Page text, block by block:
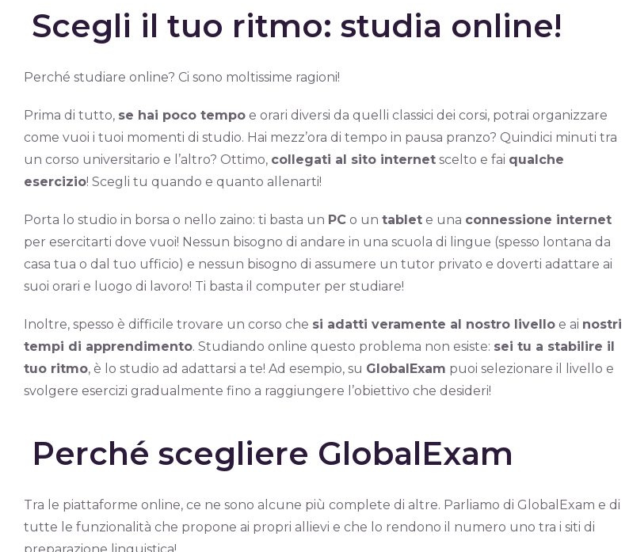
Scegli il tuo ritmo: studia online!
Perché studiare online? Ci sono moltissime ragioni!
Prima di tutto, se hai poco tempoe orari diversi da quelli classici dei corsi, potrai organizzare
come vuoi i tuoi momenti di studio. Hai mezz’ora di tempo in pausa pranzo? Quindici minuti tra
un corso universitario e l’altro? Ottimo, collegati al sito internetscelto e fai qualche
esercizio! Scegli tu quando e quanto allenarti!
Porta lo studio in borsa o nello zaino: ti basta un PCo un tablete una connessione internet
per esercitarti dove vuoi! Nessun bisogno di andare in una scuola di lingue (spesso lontana da
casa tua o dal tuo ufficio) e nessun bisogno di assumere un tutor privato e doverti adattare ai
suoi orari e luogo di lavoro! Ti basta il computer per studiare!
Inoltre, spesso è difficile trovare un corso che si adatti veramente al nostro livelloe ai nostri
tempi di apprendimento. Studiando online questo problema non esiste: sei tu a stabilire il
tuo ritmo, è lo studio ad adattarsi a te! Ad esempio, su GlobalExam puoi selezionare il livello e
svolgere esercizi gradualmente fino a raggiungere l’obiettivo che desideri!
Perché scegliere GlobalExam
Tra le piattaforme online, ce ne sono alcune più complete di altre. Parliamo di GlobalExam e di
tutte le funzionalità che propone ai propri allievi e che lo rendono il numero uno tra i siti di